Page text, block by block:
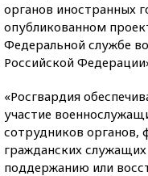
органов иностранных
опубликованном
Федеральной службе
Российской
«Росгвардия
участие
сотрудников органов,
гражданских
поддержанию или